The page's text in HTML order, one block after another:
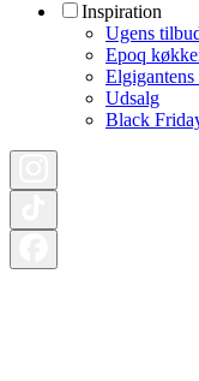
Inspiration
Ugens
Epoq
Elgigantens
Udsalg
Black